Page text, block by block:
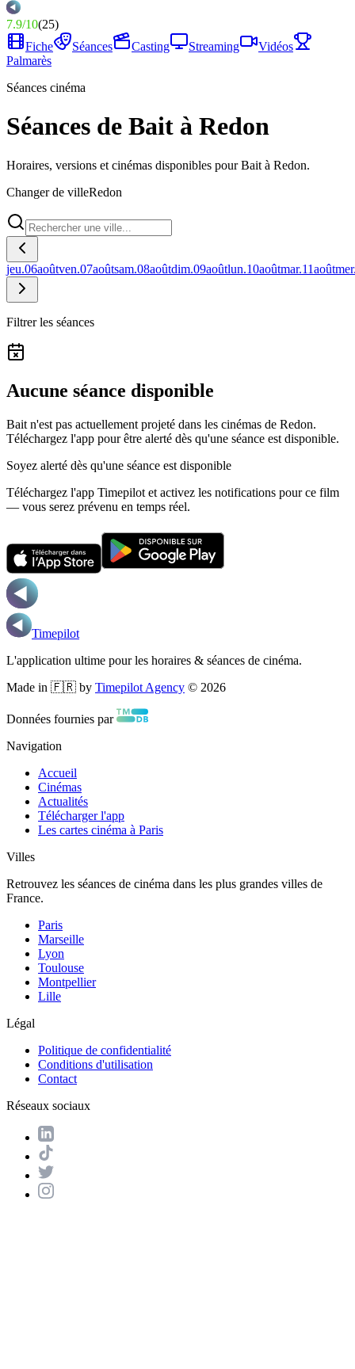
7.9/10(25)
Fiche
Séances Casting Streaming
Vidéos
Palmarès
Séances cinéma
Séances de Bait à Redon
Horaires, versions et cinémas disponibles pour Bait à Redon.
Changer de villeRedon
jeu.06aoûtven.07aoûtsam.08aoûtdim.09aoûtlun.10aoûtmar.11août
Filtrer les séances
Aucune séance disponible
Bait n'est pas actuellement projeté dans les cinémas de Redon.
Téléchargez l'app pour être alerté dès qu'une séance est disponible.
Soyez alerté dès qu'une séance est disponible
Téléchargez l'app Timepilot et activez les notifications pour ce film
— vous serez prévenu en temps réel.
Timepilot
L'application ultime pour les horaires & séances de cinéma.
Made in 🇫🇷 by Timepilot Agency © 2026
Données fournies par
Navigation
Accueil
Cinémas
Actualités
Télécharger l'app
Les cartes cinéma à Paris
Villes
Retrouvez les séances de cinéma dans les plus grandes villes de
France.
Paris
Marseille
Lyon
Toulouse
Montpellier
Lille
Légal
Politique de confidentialité
Conditions d'utilisation
Contact
Réseaux sociaux